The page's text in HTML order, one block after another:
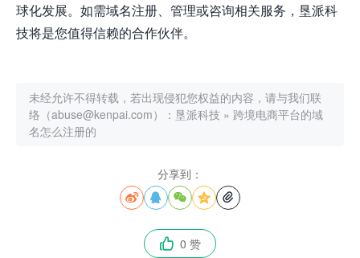
球化发展。如需域名注册、管理或咨询相关服务，垦派科
技将是您值得信赖的合作伙伴。
未经允许不得转载，若出现侵犯您权益的内容，请与我们联
络（abuse@kenpai.com）： 垦派科技 » 跨境电商平台的域
名怎么注册的
分享到：
    
 0 赞